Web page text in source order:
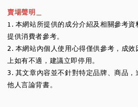
賣場聲明＿
1. 本網站所提供的成分介紹及相關參考
提供消費者參考。
2. 本網站內個人使用心得僅供參考，成
上如有不適，建議立即停用。
3. 其文章內容並不針對特定品牌、商品
他人言論背書。